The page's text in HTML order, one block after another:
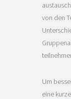
von den
Um
eine